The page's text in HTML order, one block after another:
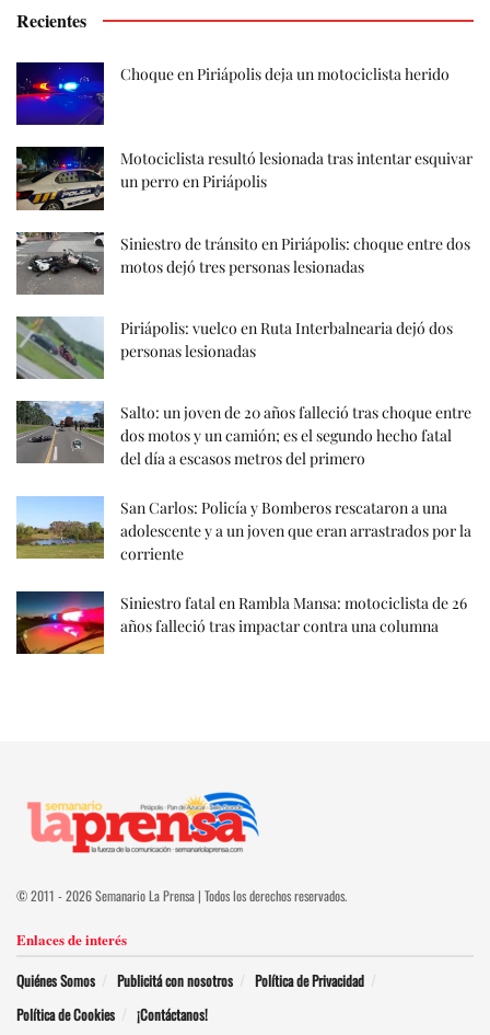
Recientes
Choque en Piriápolis deja un motociclista herido
Motociclista resultó lesionada tras intentar esquivar
un perro en Piriápolis
Siniestro de tránsito en Piriápolis: choque entre dos
motos dejó tres personas lesionadas
Piriápolis: vuelco en Ruta Interbalnearia dejó dos
personas lesionadas
Salto: un joven de 20 años falleció tras choque entre
dos motos y un camión; es el segundo hecho fatal
del día a escasos metros del primero
San Carlos: Policía y Bomberos rescataron a una
adolescente y a un joven que eran arrastrados por la
corriente
Siniestro fatal en Rambla Mansa: motociclista de 26
años falleció tras impactar contra una columna
© 2011 - 2026 Semanario La Prensa | Todos los derechos reservados.
Enlaces de interés
Quiénes Somos Publicitá con nosotros
Política de Privacidad
Política de Cookies
¡Contáctanos!